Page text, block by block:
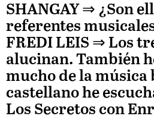
SHANGAY ⇒ ¿Son
referentes
FREDI LEIS ⇒ Los
alucinan. También
mucho de la
castellano he
Los Secretos con